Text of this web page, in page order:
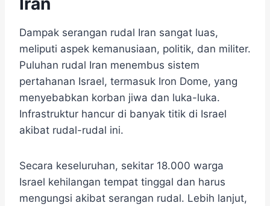
Dampak serangan rudal Iran sangat luas,
meliputi aspek kemanusiaan, politik, dan militer.
Puluhan rudal Iran menembus sistem
pertahanan Israel, termasuk Iron Dome, yang
menyebabkan korban jiwa dan luka-luka.
Infrastruktur hancur di banyak titik di Israel
akibat rudal-rudal ini.
Secara keseluruhan, sekitar 18.000 warga
Israel kehilangan tempat tinggal dan harus
mengungsi akibat serangan rudal. Lebih lanjut,